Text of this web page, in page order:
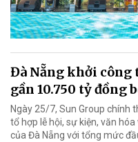
Đà Nẵng khởi công
gần 10.750 tỷ đồng
Ngày 25/7, Sun Group chính
tổ hợp lễ hội, sự kiện, văn
của Đà Nẵng với tổng mức